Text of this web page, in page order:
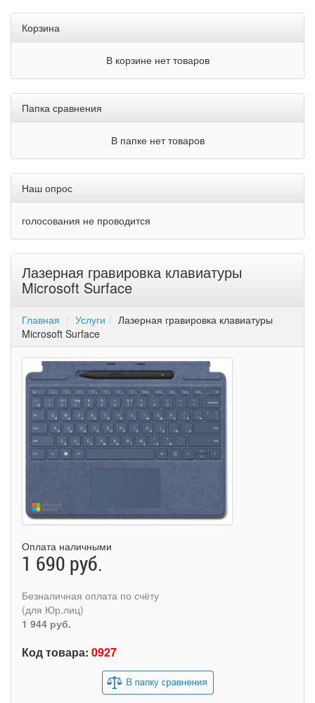
Корзина
В корзине нет товаров
Папка сравнения
В папке нет товаров
Наш опрос
голосования не проводится
Лазерная гравировка клавиатуры
Microsoft Surface
Главная Услуги
Лазерная гравировка клавиатуры
Microsoft Surface
Оплата наличными
1 690 руб.
Безналичная оплата по счёту
(для Юр.лиц)
1 944 руб.
Код товара: 0927